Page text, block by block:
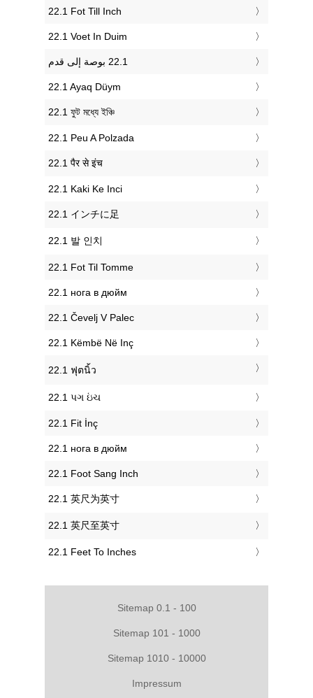
‎22.1 Fot Till Inch
‎22.1 Voet In Duim
‎22.1 Ayaq Düym
‎22.1 ফুট মধ্যে ইঞ্চি
‎22.1 Peu A Polzada
‎22.1 पैर से इंच
‎22.1 Kaki Ke Inci
‎22.1 インチに足
‎22.1 발 인치
‎22.1 Fot Til Tomme
‎22.1 нога в дюйм
‎22.1 Čevelj V Palec
‎22.1 Këmbë Në Inç
‎22.1 ฟุตนิ้ว
‎22.1 પગ ઇંચ
‎22.1 Fit İnç
‎22.1 нога в дюйм
‎22.1 Foot Sang Inch
‎22.1 英尺为英寸
‎22.1 英尺至英寸
‎22.1 Feet To Inches
Sitemap 0.1 - 100
Sitemap 101 - 1000
Sitemap 1010 - 10000
Impressum